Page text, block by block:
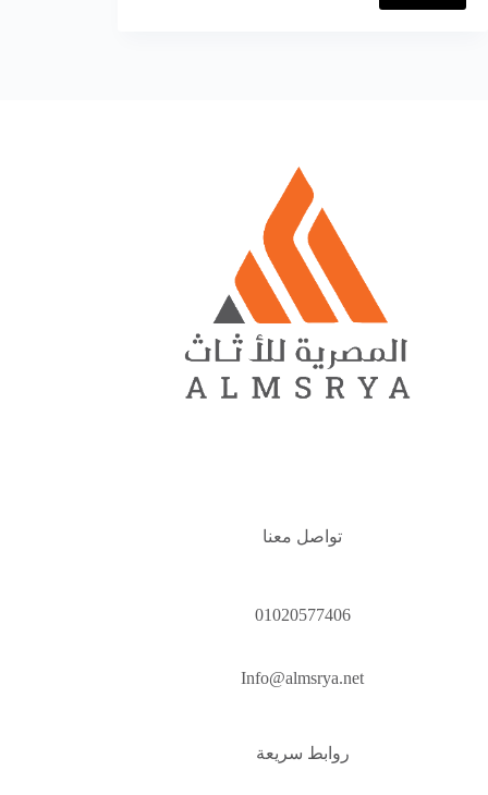
تواصل معنا
01020577406
Info@almsrya.net
روابط سريعة